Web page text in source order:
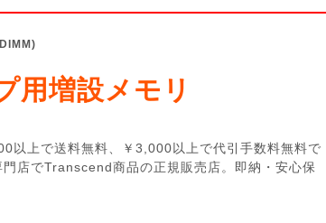
用増設メモリ
以上で送料無料、￥3,000以上で代引手数料無料で
店でTranscend商品の正規販売店。即納・安心保